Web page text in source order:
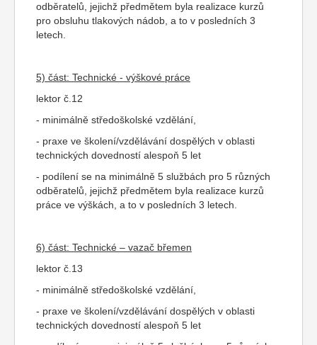
odběratelů, jejichž předmětem byla realizace kurzů
pro obsluhu tlakových nádob, a to v posledních 3
letech.
5) část: Technické - výškové práce
lektor č.12
- minimálně středoškolské vzdělání,
- praxe ve školení/vzdělávání dospělých v oblasti
technických dovedností alespoň 5 let
- podílení se na minimálně 5 službách pro 5 různých
odběratelů, jejichž předmětem byla realizace kurzů
práce ve výškách, a to v posledních 3 letech.
6) část: Technické – vazač břemen
lektor č.13
- minimálně středoškolské vzdělání,
- praxe ve školení/vzdělávání dospělých v oblasti
technických dovedností alespoň 5 let